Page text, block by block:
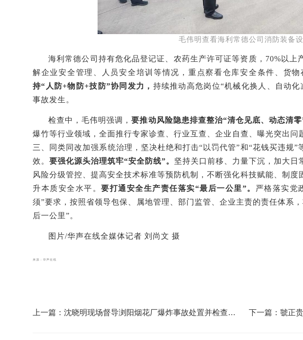
毛伟明查看海利常德公司消防装备设
海利常德公司 持有危化品登记证、农药生产许可证等资质， 70% 以上
解企业安全管理、人员安全培训等情况，重点察看仓库安全条件、货
持“人防+物防+技防”协同发力 ， 持续推动高危岗位“机械化换人、自动化
事故发生。
检查中，毛伟明强调，要推动风险隐患排查整治“清仓见底、动态清零
爆竹等行业领域 ，全面推行专家诊查、行业互查、企业自查、曝光突出问
三、同类同改加强系统治理， 坚决杜绝和打击“以罚代管”和“花钱买违规”
效。 要强化源头治理筑牢“安全防线”。 坚持关口前移、力量下沉， 加大日
风险分级管控、提高安全技术标准等预防机制
，不断强化科技赋能、制度
升本质安全水平 。要打通安全生产责任落实“最后一公里”。 严格落实党
须”要求 ，按照省领导包保、属地管理、部门监管、企业主责的责任体系
后一公里”。
图片/华声在线全媒体记者 刘尚文 摄
来源：华声在线
上一篇：沈晓明现场督导浏阳烟花厂爆炸事故处置并检查烟
下一篇：虢正